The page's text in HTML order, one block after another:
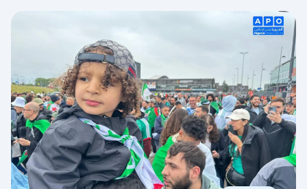
الجزائر الجالية المنتخب الوطني سياسة
اقتصاد رياضة